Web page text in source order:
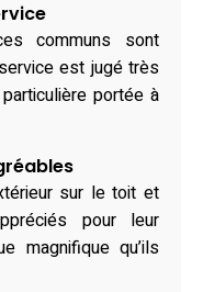
communs sont
est jugé très
portée à
sur le toit et
pour leur
magnifique qu’ils